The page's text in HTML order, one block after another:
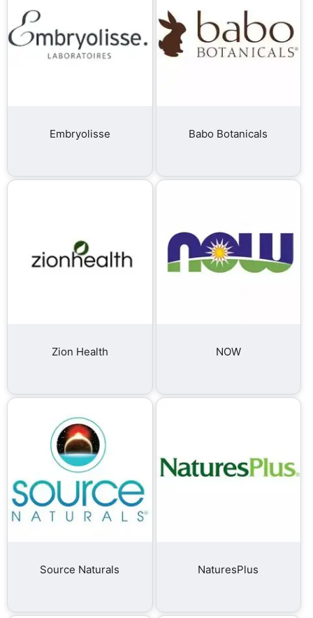
Embryolisse Babo Botanicals
Zion Health NOW
Source Naturals NaturesPlus